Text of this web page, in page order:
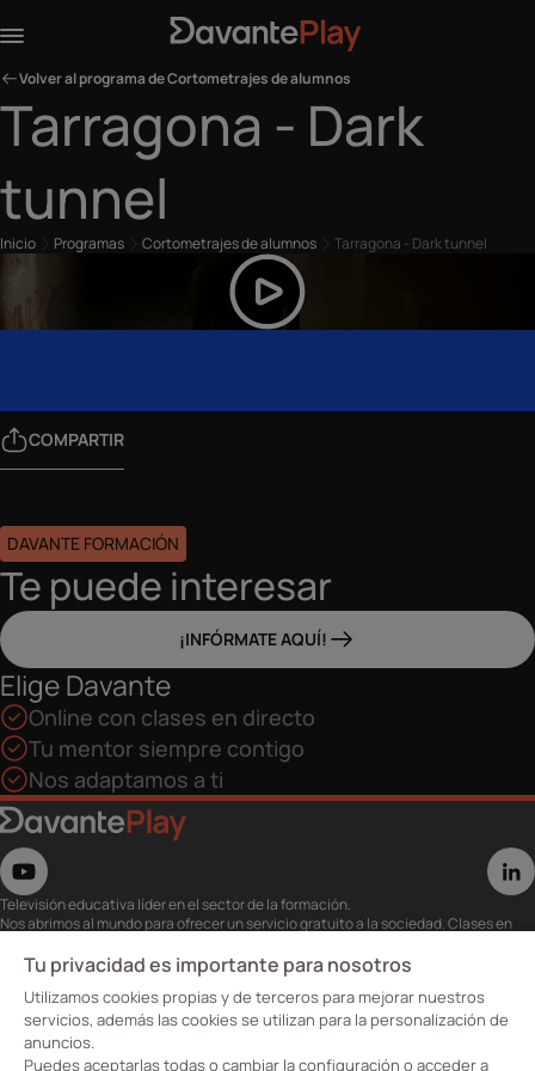
Volver al programa de Cortometrajes de alumnos
Tarragona - Dark
tunnel
Inicio Programas Cortometrajes de alumnos Tarragona - Dark tunnel
COMPARTIR
DAVANTE FORMACIÓN
Te puede interesar
¡INFÓRMATE AQUÍ!
Elige Davante
Online con clases en directo
Tu mentor siempre contigo
Nos adaptamos a ti
Televisión educativa líder en el sector de la formación.
Nos abrimos al mundo para ofrecer un servicio gratuito a la sociedad. Clases en
eventos, masterclass y recursos para estudiantes…
Utiliza esta plataforma para tu formación ya seas opositor o estés formándote
para conseguir o mejorar tu empleo.
Te invitamos a conocer nuestro contenido a la carta para ver cuándo y dónde
quieras.
Davante Play. #FormaciónEnAbierto
Tu privacidad es importante para nosotros
Utilizamos cookies propias y de terceros para mejorar nuestros
servicios, además las cookies se utilizan para la personalización de
anuncios.
Puedes aceptarlas todas o cambiar la configuración o acceder a